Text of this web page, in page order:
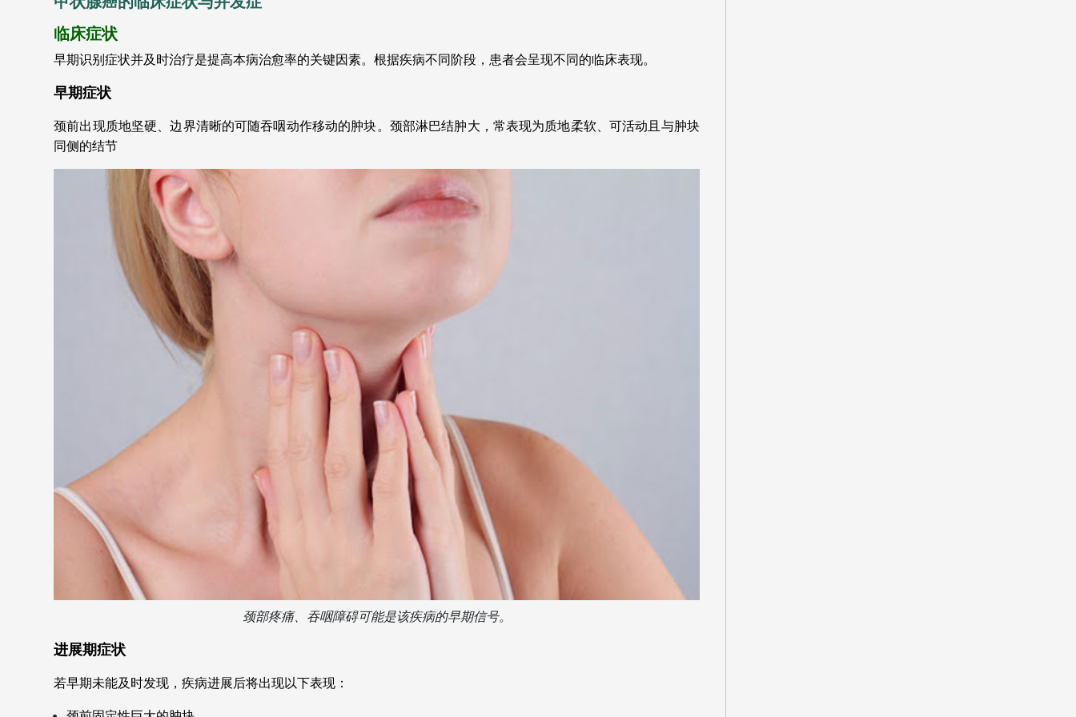
临床症状
早期识别症状并及时治疗是提高本病治愈率的关键因素。根据疾病不同阶段，患者会呈现不同的临床表现。
早期症状
颈前出现质地坚硬、边界清晰的可随吞咽动作移动的肿块。颈部淋巴结肿大，常表现为质地柔软、可活动且与肿块
同侧的结节
颈部疼痛、吞咽障碍可能是该疾病的早期信号。
进展期症状
若早期未能及时发现，疾病进展后将出现以下表现：